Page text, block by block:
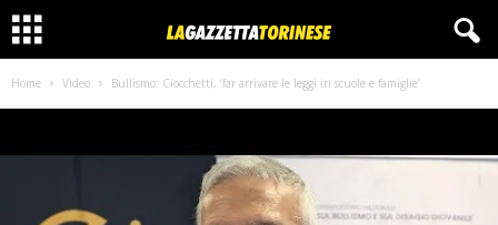
Home Video Bullismo: Ciocchetti, ‘far arrivare le leggi in scuole e famiglie’